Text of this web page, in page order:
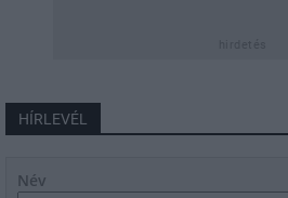
HÍRLEVÉL
Név